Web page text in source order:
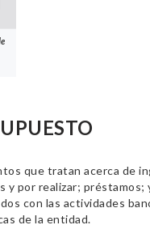
que tratan acerca de
y por realizar;
con las actividades
de la entidad.